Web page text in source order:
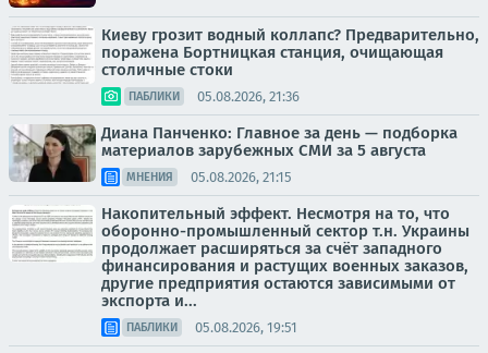
Киеву грозит водный коллапс? Предварительно,
поражена Бортницкая станция, очищающая
столичные стоки
ПАБЛИКИ 05.08.2026, 21:36
Диана Панченко: Главное за день — подборка
материалов зарубежных СМИ за 5 августа
МНЕНИЯ 05.08.2026, 21:15
Накопительный эффект. Несмотря на то, что
оборонно-промышленный сектор т.н. Украины
продолжает расширяться за счёт западного
финансирования и растущих военных заказов,
другие предприятия остаются зависимыми от
экспорта и...
ПАБЛИКИ 05.08.2026, 19:51